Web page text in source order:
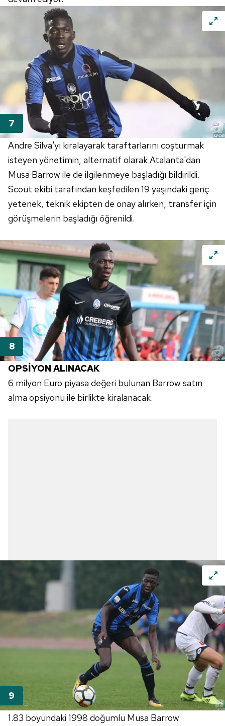
ilgili mevzuata uygun olarak kullanılan çerezlerle ilgili bilgi
almak için lütfentıklayınız
Andre Silva'yı kiralayarak taraftarlarını coşturmak
isteyen yönetimin, alternatif olarak Atalanta'dan
Musa Barrow ile de ilgilenmeye başladığı bildirildi.
Scout ekibi tarafından keşfedilen 19 yaşındaki genç
yetenek, teknik ekipten de onay alırken, transfer için
görüşmelerin başladığı öğrenildi.
OPSİYON ALINACAK
6 milyon Euro piyasa değeri bulunan Barrow satın
alma opsiyonu ile birlikte kiralanacak.
1.83 boyundaki 1998 doğumlu Musa Barrow